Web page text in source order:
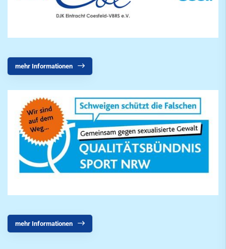
mehr Informationen
mehr Informationen
Volleyball
Wettkampfturnen
Freizeit
Service
SportWelt